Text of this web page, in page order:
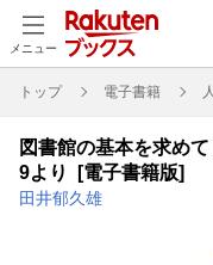
メニュー
トップ 電子書籍
図書館の基本を求め
9より [電子書籍版]
田井郁久雄